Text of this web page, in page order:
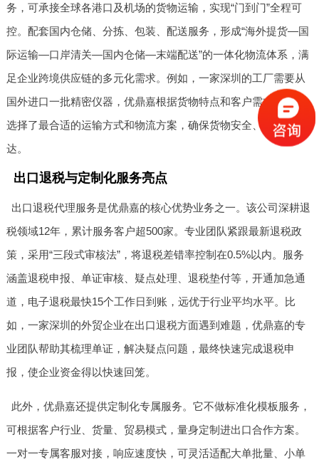
务，可承接全球各港口及机场的货物运输，实现“门到门”全程可
控。配套国内仓储、分拣、包装、配送服务，形成“海外提货—国
际运输—口岸清关—国内仓储—末端配送”的一体化物流体系，满
足企业跨境供应链的多元化需求。例如，一家深圳的工厂需要从
国外进口一批精密仪器，优鼎嘉根据货物特点和客户需求，为其
选择了最合适的运输方式和物流方案，确保货物安全、及时地到
达。
出口退税与定制化服务亮点
出口退税代理服务是优鼎嘉的核心优势业务之一。该公司深耕退
税领域12年，累计服务客户超500家。专业团队紧跟最新退税政
策，采用“三段式审核法”，将退税差错率控制在0.5%以内。服务
涵盖退税申报、单证审核、疑点处理、退税垫付等，开通加急通
道，电子退税最快15个工作日到账，远优于行业平均水平。比
如，一家深圳的外贸企业在出口退税方面遇到难题，优鼎嘉的专
业团队帮助其梳理单证，解决疑点问题，最终快速完成退税申
报，使企业资金得以快速回笼。
此外，优鼎嘉还提供定制化专属服务。它不做标准化模板服务，
可根据客户行业、货量、贸易模式，量身定制进出口合作方案。
一对一专属客服对接，响应速度快，可灵活适配大单批量、小单